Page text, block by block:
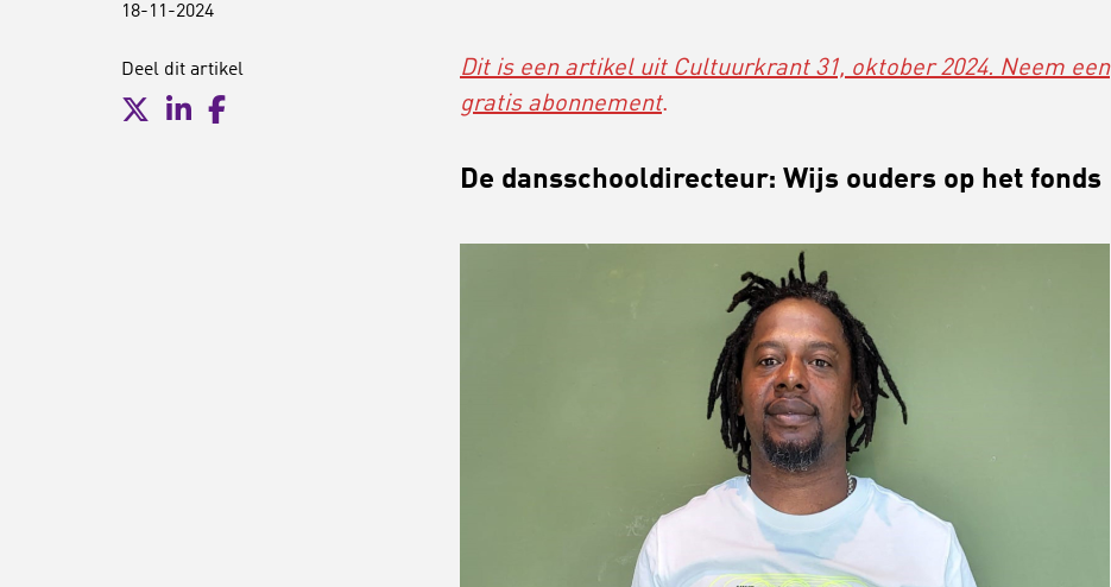
18-11-2024
Deel dit artikel
Dit is een artikel uit Cultuurkrant 31, oktober 2024. Neem een
gratis abonnement.
De dansschooldirecteur: Wijs ouders op het fonds